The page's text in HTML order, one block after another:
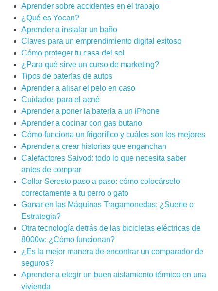
Aprender sobre accidentes en el trabajo
¿Qué es Yocan?
Aprender a instalar un baño
Claves para un emprendimiento digital exitoso
Cómo proteger tu casa del sol
¿Para qué sirve un curso de marketing?
Tipos de baterías de autos
Aprender a alisar el pelo en caso
Cuidados para el acné
Aprender a poner la batería a un iPhone
Aprender a cocinar con gas butano
Cómo funciona un frigorífico y cuáles son los mejores
Aprender a crear historias que enganchan
Calefactores Saivod: todo lo que necesita saber
antes de comprar
Collar Seresto paso a paso: cómo colocárselo
correctamente a tu perro o gato
Ganar en las Máquinas Tragamonedas: ¿Suerte o
Estrategia?
Otra tecnología detrás de las bicicletas eléctricas de
8000w: ¿Cómo funcionan?
¿Es la mejor manera de encontrar un comparador de
seguros?
Aprender a elegir un buen aislamiento térmico en una
vivienda